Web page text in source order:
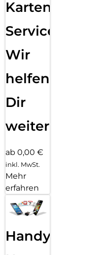
Karten
Service:
Wir
helfen
Dir
weiter
ab 0,00 €
inkl. MwSt.
Mehr
erfahren
Handy